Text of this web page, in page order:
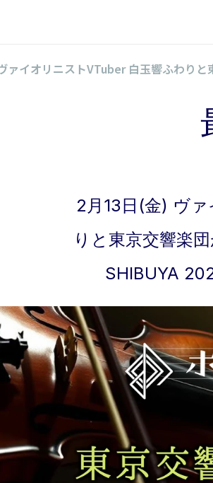
イオリニストVTuber 白玉響ふわり
2月13日(金) ヴ
りと東京交響楽
SHIBUYA